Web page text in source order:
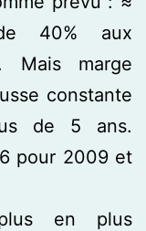
40% aux
Mais marge
constante
de 5 ans.
pour 2009 et
en plus